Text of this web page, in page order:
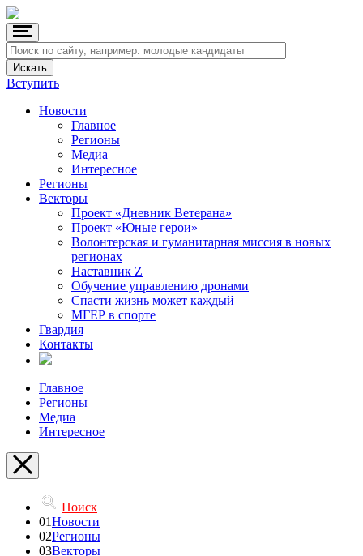
Вступить
Новости
Главное
Регионы
Медиа
Интересное
Регионы
Векторы
Проект «Дневник Ветерана»
Проект «Юные герои»
Волонтерская и гуманитарная миссия в новых
регионах
Наставник Z
Обучение управлению дронами
Спасти жизнь может каждый
МГЕР в спорте
Гвардия
Контакты
Главное
Регионы
Медиа
Интересное
Поиск
01Новости
02Регионы
03Векторы